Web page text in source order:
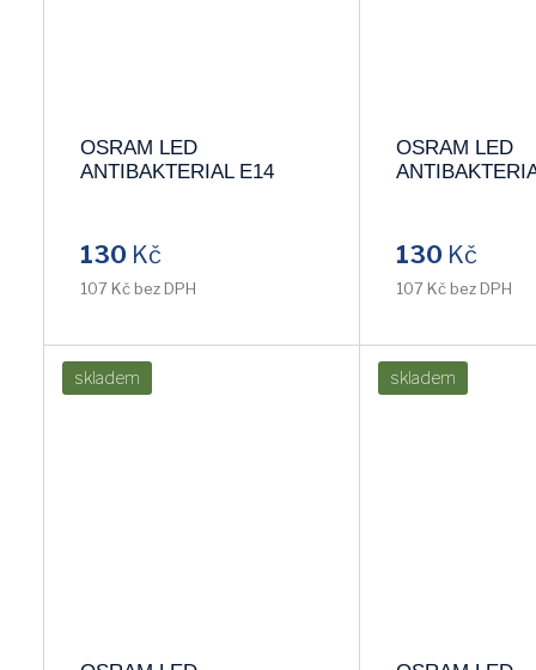
OSRAM LED
ANTIBAKTERIAL E14
130 Kč
107 Kč bez DPH
OSRAM LED
130 Kč
107 Kč bez DPH
skladem skladem